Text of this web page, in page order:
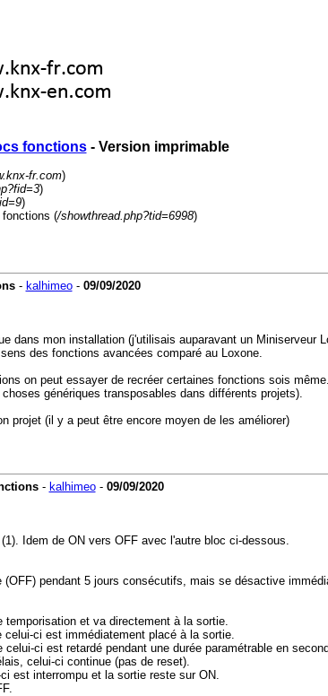
fonctions- Version imprimable
fr.com)
)
)
(/showthread.php?tid=6998)
- kalhimeo- 09/09/2020
dans mon installation (j'utilisais auparavant un Miniserveur
des fonctions avancées comparé au Loxone.
on peut essayer de recréer certaines fonctions sois
génériques transposables dans différents projets).
projet (il y a peut être encore moyen de les améliorer)
- kalhimeo- 09/09/2020
Idem de ON vers OFF avec l'autre bloc ci-dessous.
pendant 5 jours consécutifs, mais se désactive
et va directement à la sortie.
ci est immédiatement placé à la sortie.
ci est retardé pendant une durée paramétrable en
celui-ci continue (pas de reset).
est interrompu et la sortie reste sur ON.